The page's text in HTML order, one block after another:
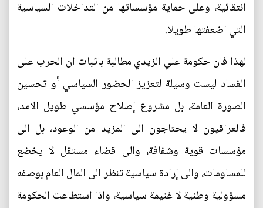
انتقائية، وعلى حماية مؤسساتها من التداخلات السياسية
التي اضعفتها طويلا.
لهذا فان حكومة علي الزيدي مطالبة باثبات ان الحرب على
الفساد ليست وسيلة لتعزيز الحضور السياسي أو تحسين
الصورة العامة، بل مشروع إصلاح مؤسسي طويل الامد،
فالعراقيون لا يحتاجون الى المزيد من الوعود، بل الى
مؤسسات قوية وشفافة، والى قضاء مستقل لا يخضع
للمساومات، والى إرادة سياسية تنظر الى المال العام بوصفه
مسؤولية وطنية لا غنيمة سياسية، واذا استطاعت الحكومة